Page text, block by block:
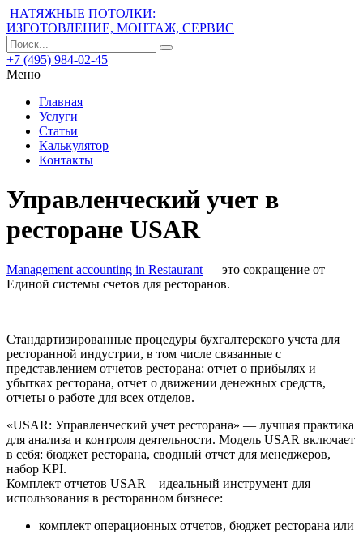
НАТЯЖНЫЕ ПОТОЛКИ:
ИЗГОТОВЛЕНИЕ, МОНТАЖ, СЕРВИС
+7 (495) 984-02-45
Меню
Главная
Услуги
Статьи
Калькулятор
Контакты
Управленческий учет в
ресторане USAR
Management accounting in Restaurant — это сокращение от
Единой системы счетов для ресторанов.
Стандартизированные процедуры бухгалтерского учета для
ресторанной индустрии, в том числе связанные с
представлением отчетов ресторана: отчет о прибылях и
убытках ресторана, отчет о движении денежных средств,
отчеты о работе для всех отделов.
«USAR: Управленческий учет ресторана» — лучшая практика
для анализа и контроля деятельности. Модель USAR включает
в себя: бюджет ресторана, сводный отчет для менеджеров,
набор KPI.
Комплект отчетов USAR – идеальный инструмент для
использования в ресторанном бизнесе:
комплект операционных отчетов, бюджет ресторана или